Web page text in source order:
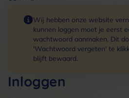
Wij hebben onze website
kunnen loggen moet je eerst
wachtwoord aanmaken. Dit
'Wachtwoord vergeten' te
blijft bewaard.
Inloggen